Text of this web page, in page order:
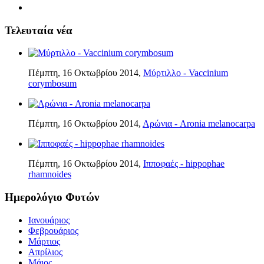
Τελευταία νέα
Πέμπτη, 16 Οκτωβρίου 2014, Μύρτιλλο - Vaccinium
corymbosum
Πέμπτη, 16 Οκτωβρίου 2014, Αρώνια - Aronia melanocarpa
Πέμπτη, 16 Οκτωβρίου 2014, Ιπποφαές - hippophae
rhamnoides
Ημερολόγιο Φυτών
Ιανουάριος
Φεβρουάριος
Μάρτιος
Απρίλιος